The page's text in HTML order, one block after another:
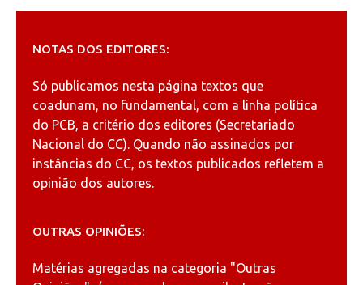
NOTAS DOS EDITORES:
Só publicamos nesta página textos que
coadunam, no fundamental, com a linha política
do PCB, a critério dos editores (Secretariado
Nacional do CC). Quando não assinados por
instâncias do CC, os textos publicados refletem a
opinião dos autores.
OUTRAS OPINIÕES:
Matérias agregadas na categoria "Outras